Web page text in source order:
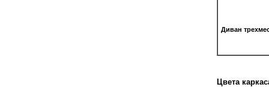
Диван
Цвета